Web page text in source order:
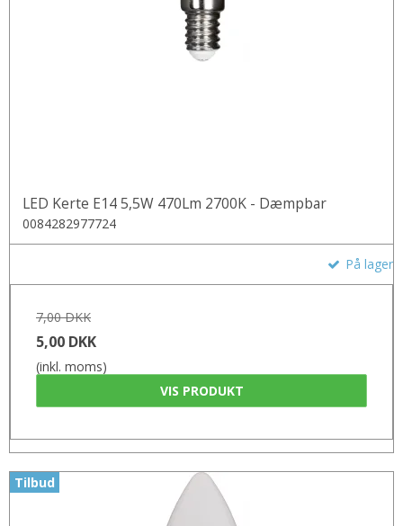
LED Kerte E14 5,5W 470Lm 2700K - Dæmpbar
0084282977724
På lager
7,00 DKK
5,00 DKK
(inkl. moms)
VIS PRODUKT
Tilbud